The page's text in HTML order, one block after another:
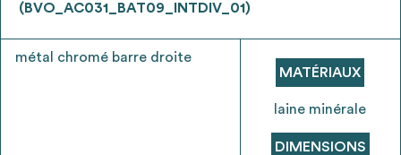
5
Être recontacté afin d’obtenir plus de
renseignements sur les modalités et
stratégies de récupérations
envisageables
(BVO_AC031_BAT09_INTDIV_01)
métal chromé barre droite
MATÉRIAUX
laine minérale
DIMENSIONS